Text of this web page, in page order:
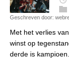
Geschreven door:
Met het verlies
winst op
derde is